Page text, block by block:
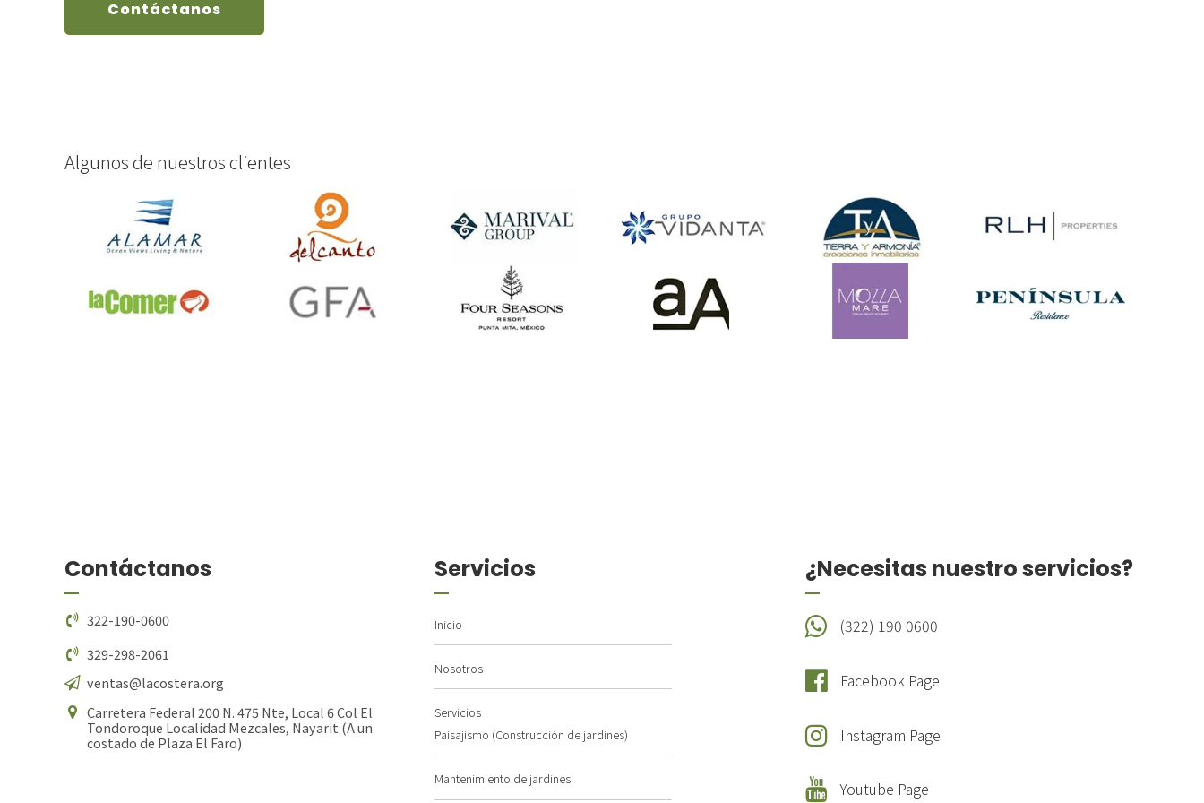
Contáctanos
Algunos de nuestros clientes
Contáctanos
322-190-0600
329-298-2061
ventas@lacostera.org
Carretera Federal 200 N. 475 Nte, Local 6 Col El
Tondoroque Localidad Mezcales, Nayarit (A un
costado de Plaza El Faro)
Servicios
Inicio
Nosotros
Servicios
Paisajismo (Construcción de jardines)
Mantenimiento de jardines
¿Necesitas nuestro servicios?
(322) 190 0600
Facebook Page
Instagram Page
Youtube Page